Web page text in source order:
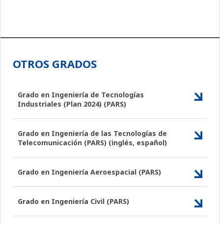
OTROS GRADOS
Grado en Ingeniería de Tecnologías
Industriales (Plan 2024) (PARS)
Grado en Ingeniería de las Tecnologías de
Telecomunicación (PARS) (inglés, español)
Grado en Ingeniería Aeroespacial (PARS)
Grado en Ingeniería Civil (PARS)